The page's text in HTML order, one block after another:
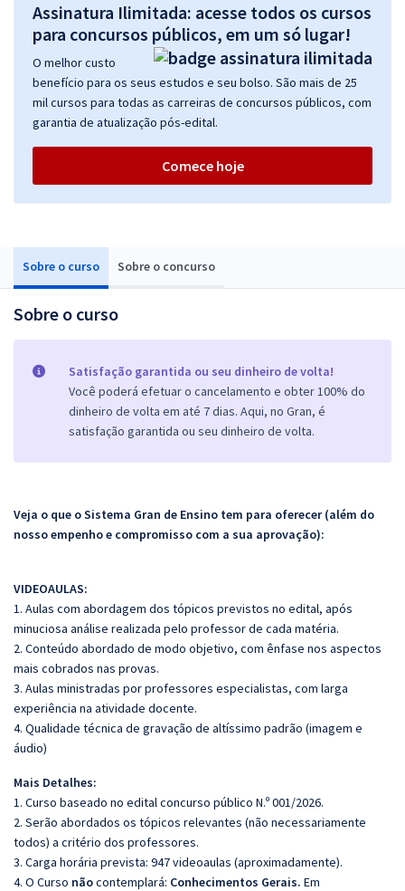
Sobre o curso Sobre o concurso
Sobre o curso
Satisfação garantida ou seu dinheiro de volta!
Você poderá efetuar o cancelamento e obter 100% do
dinheiro de volta em até 7 dias. Aqui, no Gran, é
satisfação garantida ou seu dinheiro de volta.
Veja o que o Sistema Gran de Ensino tem para oferecer (além do
nosso empenho e compromisso com a sua aprovação):
VIDEOAULAS:
1. Aulas com abordagem dos tópicos previstos no edital, após
minuciosa análise realizada pelo professor de cada matéria.
2. Conteúdo abordado de modo objetivo, com ênfase nos aspectos
mais cobrados nas provas.
3. Aulas ministradas por professores especialistas, com larga
experiência na atividade docente.
4. Qualidade técnica de gravação de altíssimo padrão (imagem e
áudio)
Mais Detalhes:
1. Curso baseado no edital concurso público N.º 001/2026.
2. Serão abordados os tópicos relevantes (não necessariamente
todos) a critério dos professores.
3. Carga horária prevista: 947 videoaulas (aproximadamente).
4. O Curso nãocontemplará: Conhecimentos Gerais. Em
Assinatura Ilimitada: acesse todos os cursos
para concursos públicos, em um só lugar!
O melhor custo
benefício para os seus estudos e seu bolso. São mais de 25
mil cursos para todas as carreiras de concursos públicos, com
garantia de atualização pós-edital.
Comece hoje